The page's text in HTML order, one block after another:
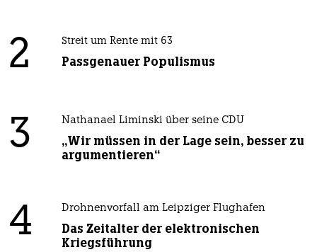
2 Streit um Rente mit 63
Passgenauer Populismus
3 Nathanael Liminski über seine CDU
„Wir müssen in der Lage sein, besser zu
argumentieren“
4 Drohnenvorfall am Leipziger Flughafen
Das Zeitalter der elektronischen
Kriegsführung